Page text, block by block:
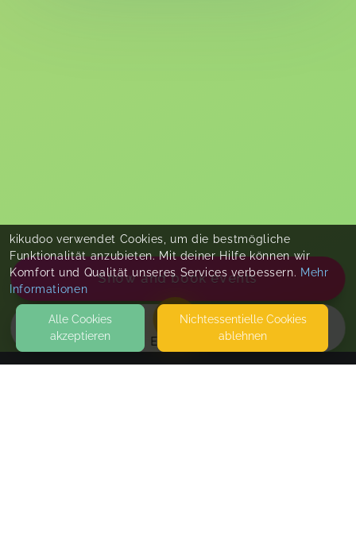
EVENTS
Show and book events
kikudoo verwendet Cookies, um die bestmögliche
Funktionalität anzubieten. Mit deiner Hilfe können wir
Komfort und Qualität unseres Services verbessern. Mehr
Informationen
Alle Cookies
akzeptieren
Nicht­essentielle Cookies
ablehnen